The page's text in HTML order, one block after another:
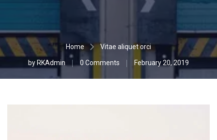
Home Vitae aliquet orci
by RKAdmin 0 Comments February 20, 2019